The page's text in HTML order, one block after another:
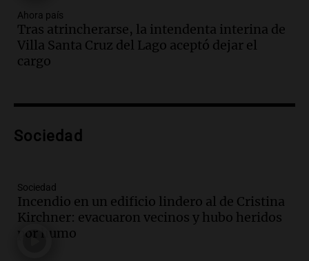
Panorama Federal
Episodios
Audio.Solicitan quiebra de Lebron
Group en medio de una investigación
Audio.
Panorama Federal
Episodios
Audio.El alzobispo García Cueva llama a
la clase dirigente a abordar problemas
Ahora país
Tras atrincherarse, la intendenta interina de
Villa Santa Cruz del Lago aceptó dejar el
cargo
Sociedad
Sociedad
Incendio en un edificio lindero al de Cristina
Kirchner: evacuaron vecinos y hubo heridos
por humo